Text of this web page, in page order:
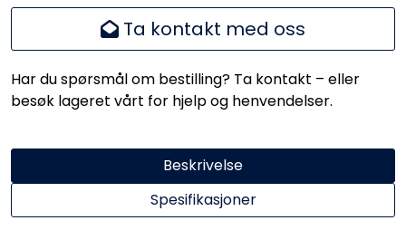
Ta kontakt med oss
Har du spørsmål om bestilling? Ta kontakt – eller
besøk lageret vårt for hjelp og henvendelser.
Beskrivelse
Spesifikasjoner